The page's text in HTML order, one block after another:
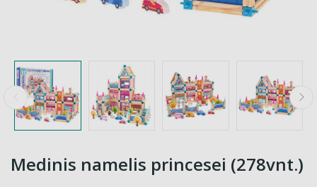
Medinis namelis princesei (278vnt.)